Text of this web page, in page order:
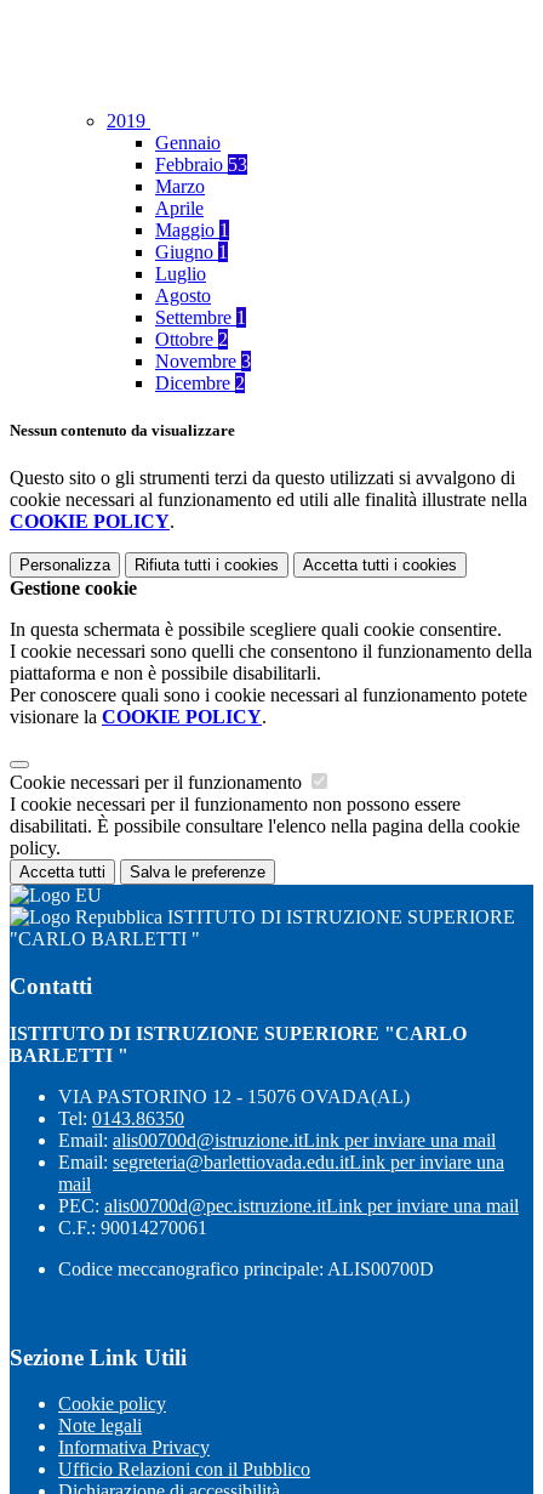
2019
Gennaio
Febbraio 53
Marzo
Aprile
Maggio 1
Giugno 1
Luglio
Agosto
Settembre 1
Ottobre 2
Novembre 3
Dicembre 2
Nessun contenuto da visualizzare
Questo sito o gli strumenti terzi da questo utilizzati si avvalgono di
cookie necessari al funzionamento ed utili alle finalità illustrate nella
COOKIE POLICY.
Personalizza Rifiuta tutti i cookies Accetta tutti i cookies
Gestione cookie
In questa schermata è possibile scegliere quali cookie consentire.
I cookie necessari sono quelli che consentono il funzionamento della
piattaforma e non è possibile disabilitarli.
Per conoscere quali sono i cookie necessari al funzionamento potete
visionare la COOKIE POLICY.
Cookie necessari per il funzionamento
I cookie necessari per il funzionamento non possono essere
disabilitati. È possibile consultare l'elenco nella pagina della cookie
policy.
Accetta tutti Salva le preferenze
ISTITUTO DI ISTRUZIONE SUPERIORE
"CARLO BARLETTI "
Contatti
ISTITUTO DI ISTRUZIONE SUPERIORE "CARLO
BARLETTI "
VIA PASTORINO 12 - 15076 OVADA(AL)
Tel: 0143.86350
Email: alis00700d@istruzione.itLink per inviare una mail
Email: segreteria@barlettiovada.edu.itLink per inviare una
mail
PEC: alis00700d@pec.istruzione.itLink per inviare una mail
C.F.: 90014270061
Codice meccanografico principale: ALIS00700D
Sezione Link Utili
Cookie policy
Note legali
Informativa Privacy
Ufficio Relazioni con il Pubblico